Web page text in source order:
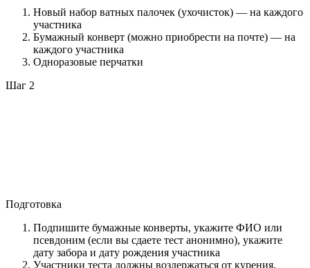
Новый набор ватных палочек (ухочисток) — на каждого
участника
Бумажный конверт (можно приобрести на почте) — на
каждого участника
Одноразовые перчатки
Шаг 2
Подготовка
Подпишите бумажные конверты, укажите ФИО или
псевдоним (если вы сдаете тест анонимно), укажите
дату забора и дату рождения участника
Участники теста должны воздержаться от курения,